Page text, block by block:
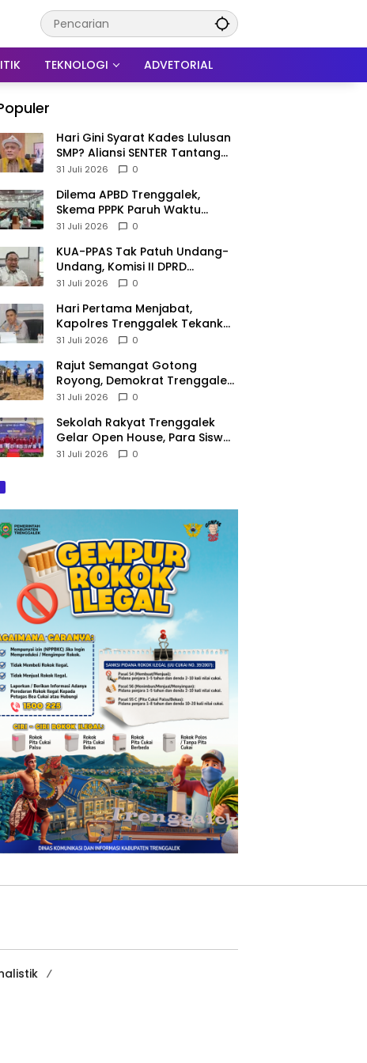
TEKNOLOGI ADVETORIAL
Hari Gini Syarat Kades Lulusan
SMP? Aliansi SENTER Tantang
DPRD Trenggalek Berani
31 Juli 2026 0
Dilema APBD Trenggalek,
Skema PPPK Paruh Waktu
Mengemuka Demi Pangkas Rp
31 Juli 2026 0
KUA-PPAS Tak Patuh Undang-
Undang, Komisi II DPRD
Trenggalek: APBD 2027
31 Juli 2026 0
Hari Pertama Menjabat,
Kapolres Trenggalek Tekankan
Anggota Disiplin Hindari
31 Juli 2026 0
​Rajut Semangat Gotong
Royong, Demokrat Trenggalek
Gaungkan Gerakan Langit Biru
31 Juli 2026 0
Sekolah Rakyat Trenggalek
Gelar Open House, Para Siswa
Mulai Tempati Gedung Baru
31 Juli 2026 0